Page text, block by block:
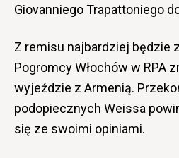
Giovanniego Trapattoniego
Z remisu najbardziej będzie
Pogromcy Włochów w RPA
wyjeździe z Armenią.
podopiecznych Weissa
się ze swoimi opiniami.